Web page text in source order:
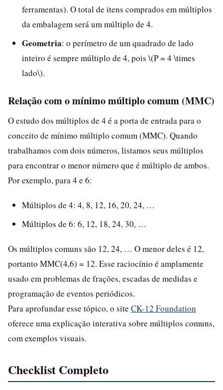
ferramentas). O total de itens comprados em múltiplos
da embalagem será um múltiplo de 4.
Geometria: o perímetro de um quadrado de lado
inteiro é sempre múltiplo de 4, pois \(P = 4 \times
lado\).
Relação com o mínimo múltiplo comum (MMC)
O estudo dos múltiplos de 4 é a porta de entrada para o
conceito de mínimo múltiplo comum (MMC). Quando
trabalhamos com dois números, listamos seus múltiplos
para encontrar o menor número que é múltiplo de ambos.
Por exemplo, para 4 e 6:
Múltiplos de 4: 4, 8, 12, 16, 20, 24, …
Múltiplos de 6: 6, 12, 18, 24, 30, …
Os múltiplos comuns são 12, 24, … O menor deles é 12,
portanto MMC(4,6) = 12. Esse raciocínio é amplamente
usado em problemas de frações, escadas de medidas e
programação de eventos periódicos.
Para aprofundar esse tópico, o site CK-12 Foundation
oferece uma explicação interativa sobre múltiplos comuns,
com exemplos visuais.
Checklist Completo